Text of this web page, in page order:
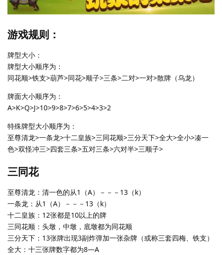
游戏规则：
牌型大小：
牌型大小顺序为：
同花顺>铁支>葫芦>同花>顺子>三条>二对>一对>散牌（乌龙）
牌面大小顺序为：
A>K>Q>J>10>9>8>7>6>5>4>3>2
特殊牌型大小顺序为：
至尊清龙>一条龙>十二皇族>三同花顺>三分天下>全大>全小>凑一
色>双怪冲三>四套三条>五对三条>六对半>三顺子>
三同花
至尊清龙：清一色的从1（A）－－－13（k）
一条龙：从1（A）－－－13（k）
十二皇族：12张都是10以上的牌
三同花顺：头墩，中墩，底墩都为同花顺
三分天下：13张牌出现3副炸弹加一张杂牌（或称三套四梅、铁支）
全大：十三张牌数字都为8—A